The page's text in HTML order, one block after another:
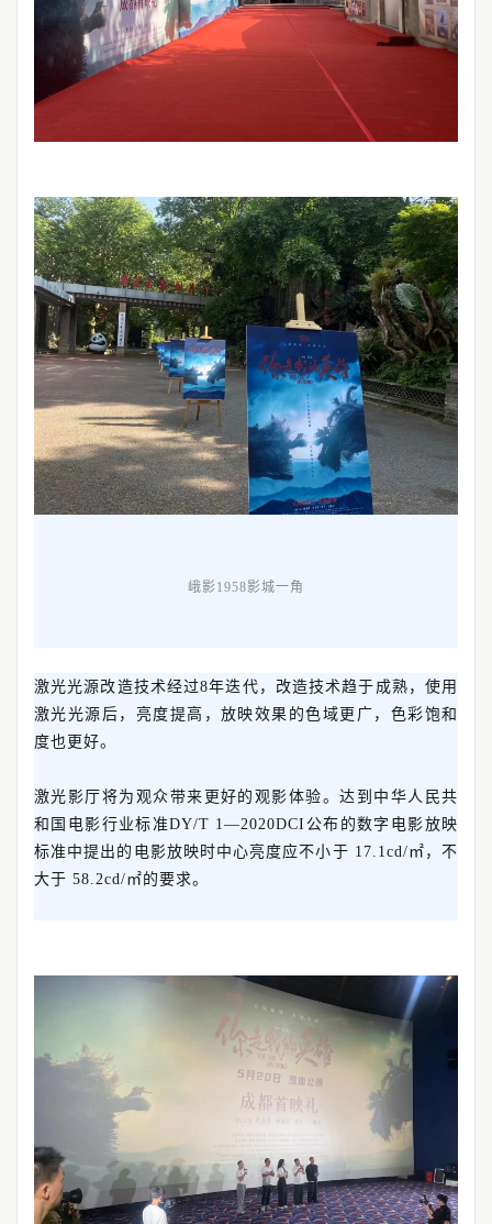
峨影1958影城一角
激光光源改造技术经过8年迭代，改造技术趋于成熟，使用
激光光源后，亮度提高，放映效果的色域更广，色彩饱和
度也更好。
激光影厅将为观众带来更好的观影体验。达到中华人民共
和国电影行业标准DY/T 1—2020DCI公布的数字电影放映
标准中提出的电影放映时中心亮度应不小于 17.1cd/㎡，不
大于 58.2cd/㎡的要求。